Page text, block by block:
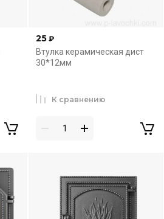
25 ₽
Втулка керамическая дист
30*12мм
К сравнению